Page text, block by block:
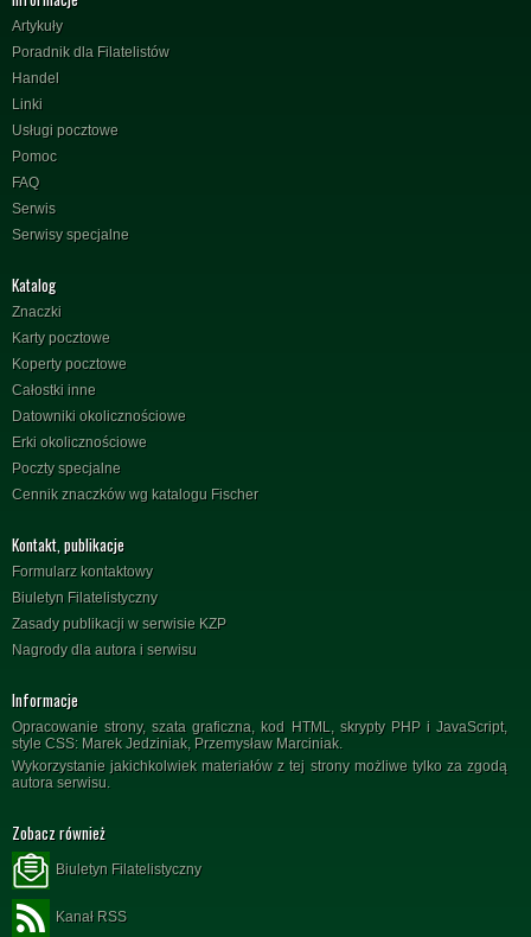
Artykuły
Poradnik dla Filatelistów
Handel
Linki
Usługi pocztowe
Pomoc
FAQ
Serwis
Serwisy specjalne
Katalog
Znaczki
Karty pocztowe
Koperty pocztowe
Całostki inne
Datowniki okolicznościowe
Erki okolicznościowe
Poczty specjalne
Cennik znaczków wg katalogu Fischer
Kontakt, publikacje
Formularz kontaktowy
Biuletyn Filatelistyczny
Zasady publikacji w serwisie KZP
Nagrody dla autora i serwisu
Informacje
Opracowanie strony, szata graficzna, kod HTML, skrypty PHP i JavaScript,
style CSS: Marek Jedziniak, Przemysław Marciniak.
Wykorzystanie jakichkolwiek materiałów z tej strony możliwe tylko za zgodą
autora serwisu.
Zobacz również
Biuletyn Filatelistyczny
Kanał RSS